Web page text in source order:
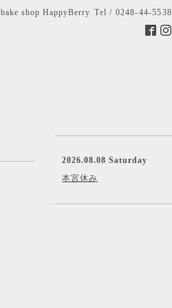
bake shop HappyBerry Tel / 0248-44-5538
2026.08.08 Saturday
本宮休み